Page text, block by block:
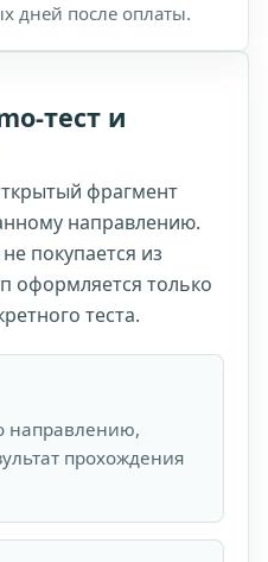
дней после оплаты.
тест и
фрагмент
направлению.
покупается из
оформляется только
теста.
направлению,
прохождения